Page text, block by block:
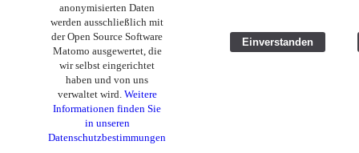
Geschäftsethik
Copyright 2019 - 2025 Volla Systeme GmbH
anonymisierten Daten
werden ausschließlich mit
der Open Source Software
Matomo ausgewertet, die
wir selbst eingerichtet
haben und von uns
verwaltet wird. Weitere
Informationen finden Sie
in unseren
Datenschutzbestimmungen
Einverstanden